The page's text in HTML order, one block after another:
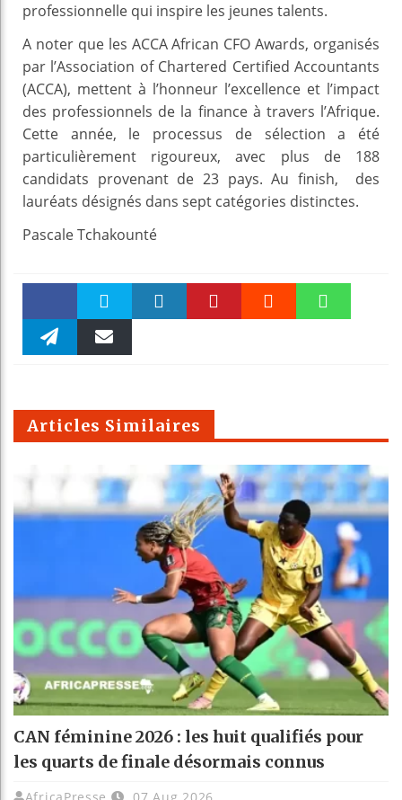
professionnelle qui inspire les jeunes talents.
A noter que les ACCA African CFO Awards, organisés
par l’Association of Chartered Certified Accountants
(ACCA), mettent à l’honneur l’excellence et l’impact
des professionnels de la finance à travers l’Afrique.
Cette année, le processus de sélection a été
particulièrement rigoureux, avec plus de 188
candidats provenant de 23 pays. Au finish, des
lauréats désignés dans sept catégories distinctes.
Pascale Tchakounté
Faceboo Twitter
m
Articles Similaires
CAN féminine 2026 : les huit qualifiés pour
les quarts de finale désormais connus